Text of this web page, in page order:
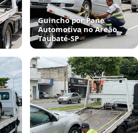
Guincho por Pane
Automotiva no Areão,
Taubaté‑SP